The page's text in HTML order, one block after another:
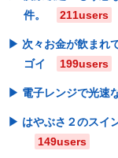
件。
211users
次々お金が飲まれ
ゴイ
199users
電子レンジで光速
はやぶさ２のスイ
149users